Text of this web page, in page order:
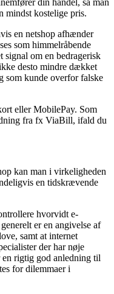
mindst kostelige pris.
en netshop afhænder
som himmelråbende
signal om en bedragerisk
desto mindre dækket
som kunde overfor falske
eller MobilePay. Som
fra fx ViaBill, ifald du
kan man i virkeligheden
en tidskrævende
hvorvidt e-
er en angivelse af
samt at internet
der har nøje
en rigtig god anledning til
for dilemmaer i